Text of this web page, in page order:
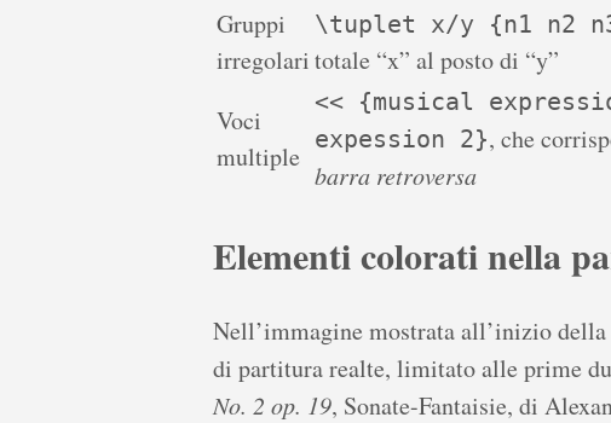
Gruppi
irregolari
\tuplet x/y {n1 n2
totale “x” al posto di “y”
Voci
multiple
<< {musical
expession 2}, che
barra retroversa
Elementi colorati nella
Nell’immagine mostrata all’inizio
di partitura realte, limitato alle prime
No. 2 op. 19, Sonate-Fantaisie, di